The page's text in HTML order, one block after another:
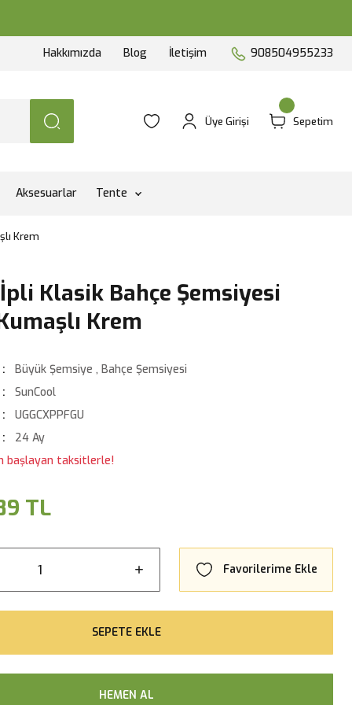
Hakkımızda Blog İletişim 908504955233
Üye Girişi Sepetim
Aksesuarlar Tente
Krem
Klasik Bahçe Şemsiyesi
Krem
Büyük Şemsiye ,Bahçe Şemsiyesi
SunCool
UGGCXPPFGU
24 Ay
başlayan taksitlerle!
TL
SEPETE EKLE
HEMEN AL